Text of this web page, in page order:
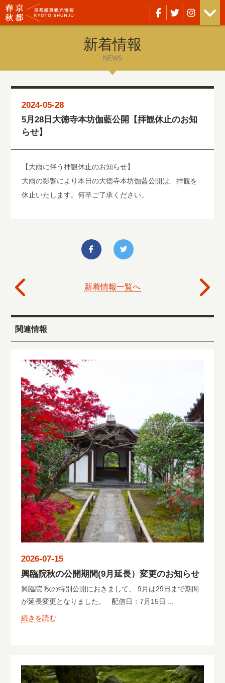
新着情報
NEWS
2024-05-28
5月28日大徳寺本坊伽藍公開【拝観休止のお知
らせ】
【大雨に伴う拝観休止のお知らせ】
大雨の影響により本日の大徳寺本坊伽藍公開は、拝観を
休止いたします。何卒ご了承ください。
新着情報一覧へ
関連情報
2026-07-15
興臨院秋の公開期間(9月延長）変更のお知らせ
興臨院 秋の特別公開におきまして、 9月は29日まで期間
が延長変更となりました。 配信日：7月15日 ...
続きを読む